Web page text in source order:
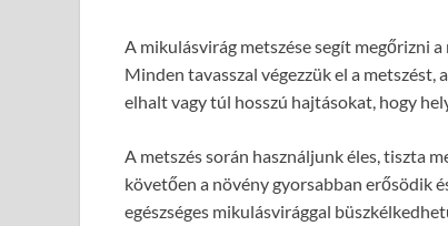
A mikulásvirág metszése segít megőrizni
Minden tavasszal végezzük el a metszést,
elhalt vagy túl hosszú hajtásokat, hogy
A metszés során használjunk éles, tiszta
követően a növény gyorsabban erősödik
egészséges mikulásvirággal